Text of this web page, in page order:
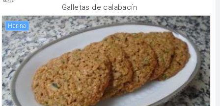
Galletas de calabacín
harina